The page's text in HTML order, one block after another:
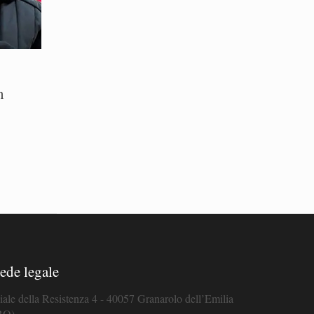
legale
della Resistenza 4 - 40057 Granarolo dell’Emilia